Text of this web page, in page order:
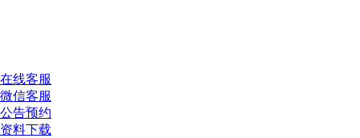
在线客服
微信客服
公告预约
资料下载